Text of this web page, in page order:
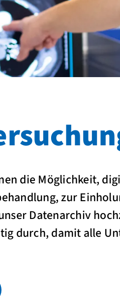
die Möglichkeit,
zur
Datenarchiv
durch, damit alle